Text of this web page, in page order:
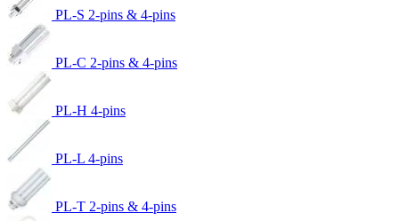
PL-S 2-pins & 4-pins
PL-C 2-pins & 4-pins
PL-H 4-pins
PL-L 4-pins
PL-T 2-pins & 4-pins